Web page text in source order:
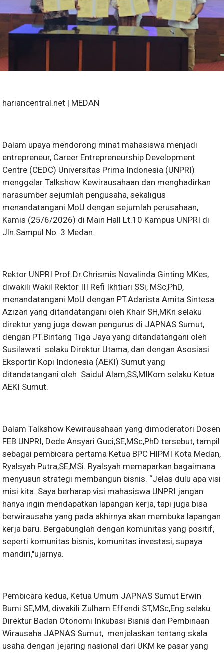
hariancentral.net | MEDAN
Dalam upaya mendorong minat mahasiswa menjadi
entrepreneur, Career Entrepreneurship Development
Centre (CEDC) Universitas Prima Indonesia (UNPRI)
menggelar Talkshow Kewirausahaan dan menghadirkan
narasumber sejumlah pengusaha, sekaligus
menandatangani MoU dengan sejumlah perusahaan,
Kamis (25/6/2026) di Main Hall Lt.10 Kampus UNPRI di
Jln.Sampul No. 3 Medan.
Rektor UNPRI Prof.Dr.Chrismis Novalinda Ginting MKes,
diwakili Wakil Rektor III Refi Ikhtiari SSi, MSc,PhD,
menandatangani MoU dengan PT.Adarista Amita Sintesa
Azizan yang ditandatangani oleh Khair SH,MKn selaku
direktur yang juga dewan pengurus di JAPNAS Sumut,
dengan PT.Bintang Tiga Jaya yang ditandatangani oleh
Susilawati selaku Direktur Utama, dan dengan Asosiasi
Eksportir Kopi Indonesia (AEKI) Sumut yang
ditandatangani oleh Saidul Alam,SS,MIKom selaku Ketua
AEKI Sumut.
Dalam Talkshow Kewirausahaan yang dimoderatori Dosen
FEB UNPRI, Dede Ansyari Guci,SE,MSc,PhD tersebut, tampil
sebagai pembicara pertama Ketua BPC HIPMI Kota Medan,
Ryalsyah Putra,SE,MSi. Ryalsyah memaparkan bagaimana
menyusun strategi membangun bisnis. “Jelas dulu apa visi
misi kita. Saya berharap visi mahasiswa UNPRI jangan
hanya ingin mendapatkan lapangan kerja, tapi juga bisa
berwirausaha yang pada akhirnya akan membuka lapangan
kerja baru. Bergabunglah dengan komunitas yang positif,
seperti komunitas bisnis, komunitas investasi, supaya
mandiri,"ujarnya.
Pembicara kedua, Ketua Umum JAPNAS Sumut Erwin
Bumi SE,MM, diwakili Zulham Effendi ST,MSc,Eng selaku
Direktur Badan Otonomi Inkubasi Bisnis dan Pembinaan
Wirausaha JAPNAS Sumut, menjelaskan tentang skala
usaha dengan jejaring nasional dari UKM ke pasar yang